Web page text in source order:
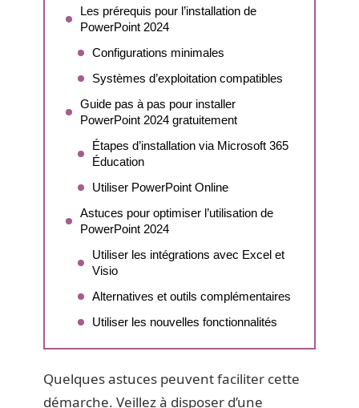
Les prérequis pour l’installation de
PowerPoint 2024
Configurations minimales
Systèmes d’exploitation compatibles
Guide pas à pas pour installer
PowerPoint 2024 gratuitement
Étapes d’installation via Microsoft 365
Éducation
Utiliser PowerPoint Online
Astuces pour optimiser l’utilisation de
PowerPoint 2024
Utiliser les intégrations avec Excel et
Visio
Alternatives et outils complémentaires
Utiliser les nouvelles fonctionnalités
Quelques astuces peuvent faciliter cette
démarche. Veillez à disposer d’une